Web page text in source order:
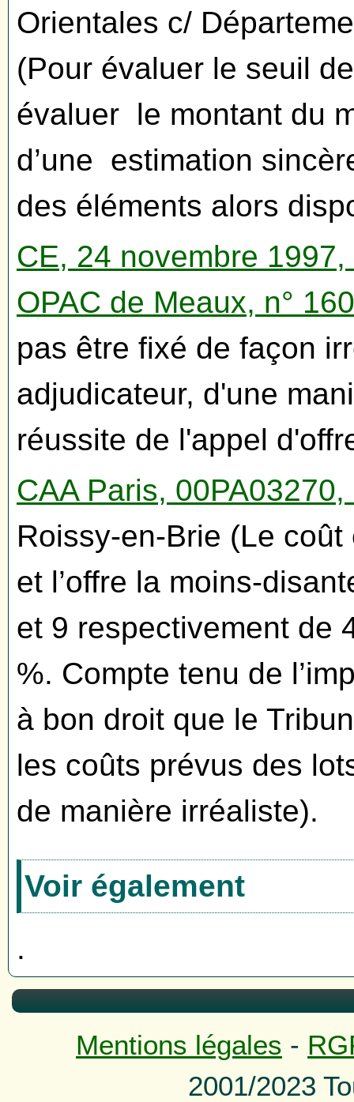
Orientales c/
(Pour évaluer le seuil
évaluer le montant du
d’une estimation
des éléments alors
CE, 24 novembre
OPAC de Meaux, n°
pas être fixé de façon
adjudicateur, d'une
réussite de l'appel
CAA Paris,
Roissy-en-Brie (Le
et l’offre la moins-
et 9 respectivement de
%. Compte tenu de
à bon droit que le
les coûts prévus des
de manière irréaliste).
Voir également
.
Mentions légales -
2001/2023